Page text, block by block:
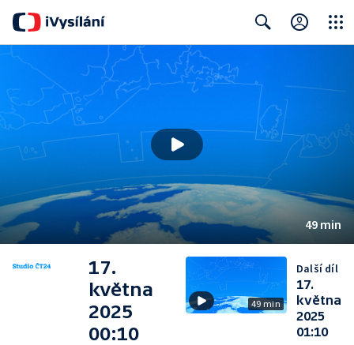
49 min
17.
května
2025
00:10
49 min
Další díl
17.
května
2025
01:10